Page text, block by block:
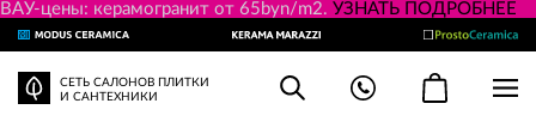
ВАУ-цены: керамогранит от 65byn/m2. УЗНАТЬ ПОДРОБНЕЕ
СЕТЬ САЛОНОВ ПЛИТКИ
И САНТЕХНИКИ